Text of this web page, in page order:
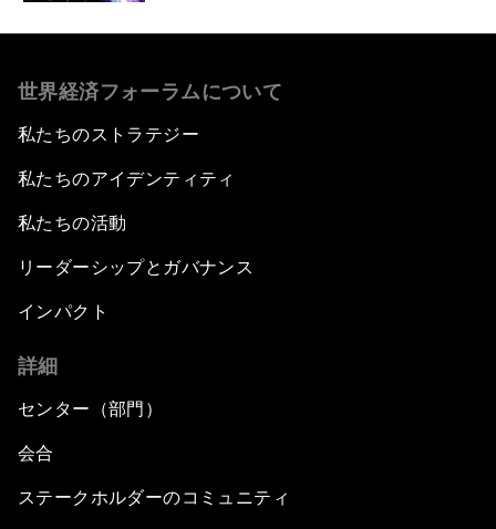
世界経済フォーラムについて
私たちのストラテジー
私たちのアイデンティティ
私たちの活動
リーダーシップとガバナンス
インパクト
詳細
センター（部門）
会合
ステークホルダーのコミュニティ